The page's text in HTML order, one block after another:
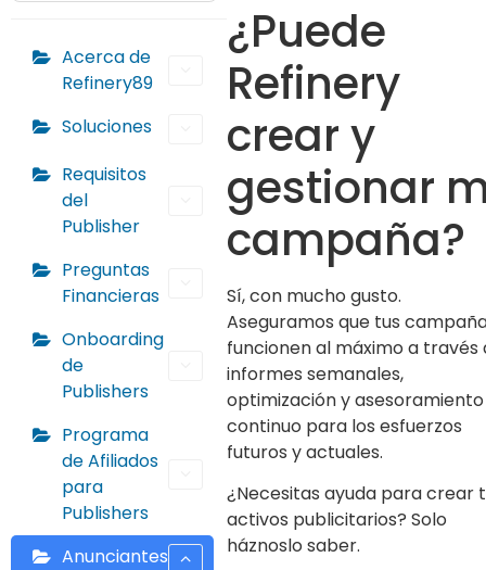
Acerca de
Refinery89
Soluciones
Requisitos
del
Publisher
Preguntas
Financieras
Onboarding
de
Publishers
Programa
de Afiliados
para
Publishers
Anunciantes
¿Puede
Refinery
crear y
gestionar
campaña?
Sí, con mucho gusto.
Aseguramos que tus
funcionen al máximo a través
informes semanales,
optimización y asesoramiento
continuo para los esfuerzos
futuros y actuales.
¿Necesitas ayuda para crear
activos publicitarios? Solo
háznoslo saber.